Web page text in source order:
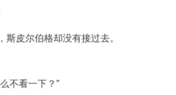
斯皮尔伯格却没有接过去。
不看一下？”